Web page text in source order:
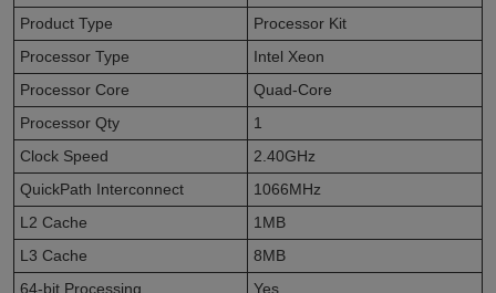
Product Type
Processor Kit
Processor Type
Intel Xeon
Processor Core
Quad-Core
Processor Qty
1
Clock Speed
2.40GHz
QuickPath Interconnect
1066MHz
L2 Cache
1MB
L3 Cache
8MB
64-bit Processing
Yes